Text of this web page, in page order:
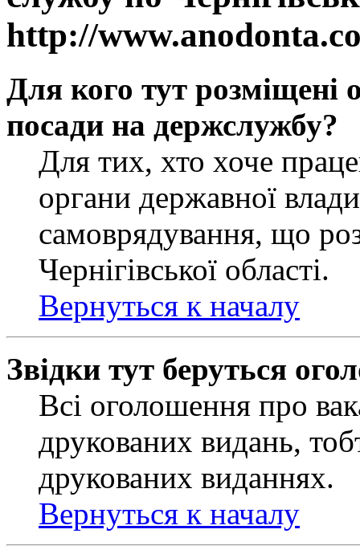
http://
Для кого тут розміщені
посади на держслужбу?
Для тих, хто хоче
органи державної
самоврядування, що
Чернігівської області.
Вернуться к началу
Звідки тут беруться
Всі оголошення про
друкованих видань,
друкованих виданнях.
Вернуться к началу